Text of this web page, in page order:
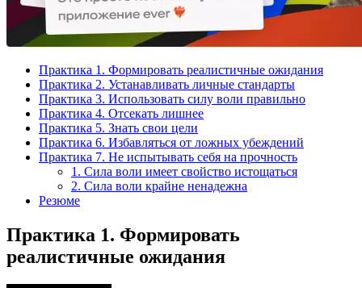
Практика 1. Формировать реалистичные ожидания
Практика 2. Устанавливать личные стандарты
Практика 3. Использовать силу воли правильно
Практика 4. Отсекать лишнее
Практика 5. Знать свои цели
Практика 6. Избавляться от ложных убеждений
Практика 7. Не испытывать себя на прочность
1. Сила воли имеет свойство истощаться
2. Сила воли крайне ненадежна
Резюме
Практика 1. Формировать
реалистичные ожидания